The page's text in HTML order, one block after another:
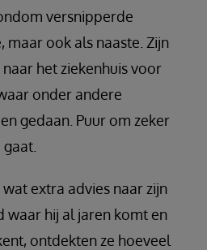
versnipperde
maar ook als naaste. Zijn
het ziekenhuis voor
onder andere
gedaan. Puur om zeker
extra advies naar zijn
waar hij al jaren komt en
ontdekten ze hoeveel